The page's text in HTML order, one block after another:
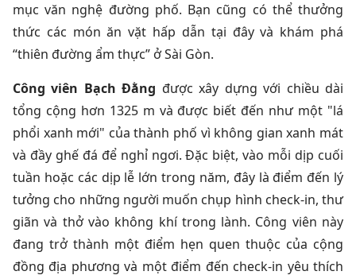
mục văn nghệ đường phố. Bạn cũng có thể thưởng
thức các món ăn vặt hấp dẫn tại đây và khám phá
“thiên đường ẩm thực” ở Sài Gòn.
Công viên Bạch Đằng được xây dựng với chiều dài
tổng cộng hơn 1325 m và được biết đến như một "lá
phổi xanh mới" của thành phố vì không gian xanh mát
và đầy ghế đá để nghỉ ngơi. Đặc biệt, vào mỗi dịp cuối
tuần hoặc các dịp lễ lớn trong năm, đây là điểm đến lý
tưởng cho những người muốn chụp hình check-in, thư
giãn và thở vào không khí trong lành. Công viên này
đang trở thành một điểm hẹn quen thuộc của cộng
đồng địa phương và một điểm đến check-in yêu thích